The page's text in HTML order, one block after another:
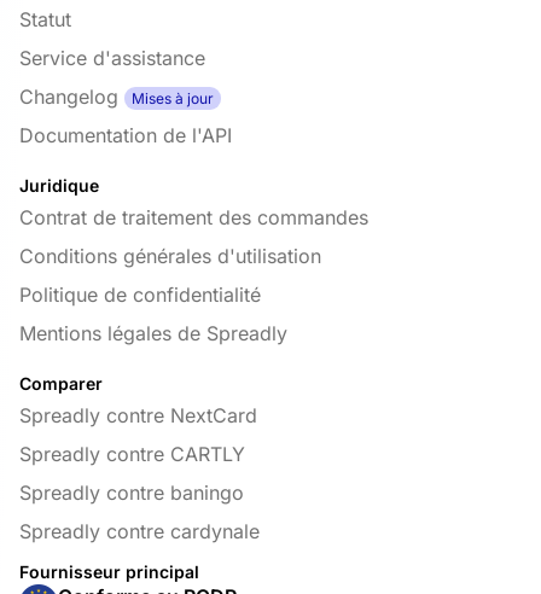
Statut
Service d'assistance
Changelog
Mises à jour
Documentation de l'API
Juridique
Contrat de traitement des commandes
Conditions générales d'utilisation
Politique de confidentialité
Mentions légales de Spreadly
Comparer
Spreadly contre NextCard
Spreadly contre CARTLY
Spreadly contre baningo
Spreadly contre cardynale
Fournisseur principal